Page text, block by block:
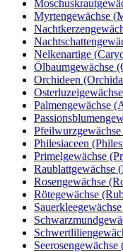
Myrtengewächse
Nelkenartige
Ölbaumgewächse
Orchideen
Palmengewächse
Pfeilwurzgewächse
Philesiaceen
Primelgewächse
Raublattgewächse
Rosengewächse
Rötegewächse